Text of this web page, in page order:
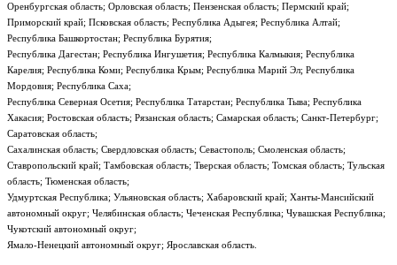
Оренбургская область; Орловская область; Пензенская область; Пермский край;
Приморский край; Псковская область; Республика Адыгея; Республика Алтай;
Республика Башкортостан; Республика Бурятия;
Республика Дагестан; Республика Ингушетия; Республика Калмыкия; Республика
Карелия; Республика Коми; Республика Крым; Республика Марий Эл; Республика
Мордовия; Республика Саха;
Республика Северная Осетия; Республика Татарстан; Республика Тыва; Республика
Хакасия; Ростовская область; Рязанская область; Самарская область; Санкт-Петербург;
Саратовская область;
Сахалинская область; Свердловская область; Севастополь; Смоленская область;
Ставропольский край; Тамбовская область; Тверская область; Томская область; Тульская
область; Тюменская область;
Удмуртская Республика; Ульяновская область; Хабаровский край; Ханты-Мансийский
автономный округ; Челябинская область; Чеченская Республика; Чувашская Республика;
Чукотский автономный округ;
Ямало-Ненецкий автономный округ; Ярославская область.